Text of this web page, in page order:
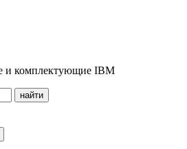
и комплектующие IBM